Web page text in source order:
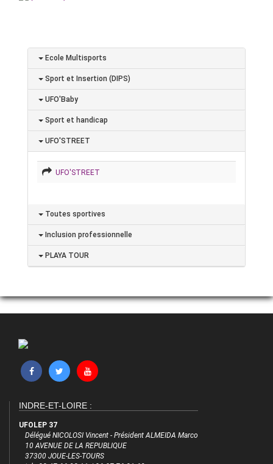
Ecole Multisports
Sport et Insertion (DIPS)
UFO'Baby
Sport et handicap
UFO'STREET
UFO'STREET
Toutes sportives
Inclusion professionnelle
PLAYA TOUR
INDRE-ET-LOIRE :
UFOLEP 37
Délégué NICOLOSI Vincent - Président ALMEIDA Marco
10 AVENUE DE LA REPUBLIQUE
37300 JOUE-LES-TOURS